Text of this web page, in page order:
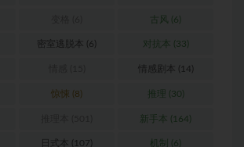
古风 (6)
密室逃脱本 (6) 对抗本 (33)
情感剧本 (14)
惊悚 (8) 推理 (30)
新手本 (164)
日式本 (107) 机制 (6)